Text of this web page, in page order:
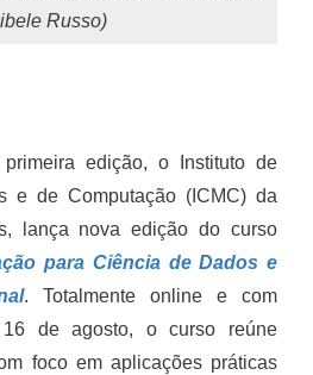
Russo)
edição, o Instituto de
e de Computação (ICMC) da
lança nova edição do curso
para Ciência de Dados e
. Totalmente online e com
de agosto, o curso reúne
foco em aplicações práticas